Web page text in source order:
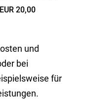
20,00
und
bei
für